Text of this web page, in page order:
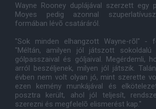
Wayne Rooney duplájával szerzett egy
Moyes pedig azonnal
formában lévõ csatáráról.
"Sok minden elhangzott Wayne-rõl" -
"Méltán, amilyen jól játszott sokoldalú
gólpasszaival és góljaival. Megérdemli,
arról beszéljenek, milyen jól játszik.
évben nem volt olyan jó, mint szerette
ezen kemény munkájával és
posztra került, ahol jól teljesít,
szerezni és megfelelõ elismerést kap."